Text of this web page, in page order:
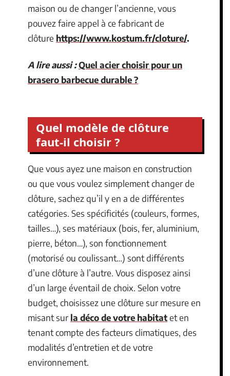
maison ou de changer l’ancienne, vous
pouvez faire appel à ce fabricant de
clôture https://www.kostum.fr/cloture/.
A lire aussi :Quel acier choisir pour un
brasero barbecue durable ?
Quel modèle de clôture
faut-il choisir ?
Que vous ayez une maison en construction
ou que vous voulez simplement changer de
clôture, sachez qu’il y en a de différentes
catégories. Ses spécificités (couleurs, formes,
tailles…), ses matériaux (bois, fer, aluminium,
pierre, béton…), son fonctionnement
(motorisé ou coulissant…) sont différents
d’une clôture à l’autre. Vous disposez ainsi
d’un large éventail de choix. Selon votre
budget, choisissez une clôture sur mesure en
misant sur la déco de votre habitatet en
tenant compte des facteurs climatiques, des
modalités d’entretien et de votre
environnement.